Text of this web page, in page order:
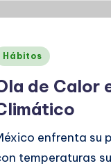
Hábitos
de Calor
enfrenta su
temperaturas